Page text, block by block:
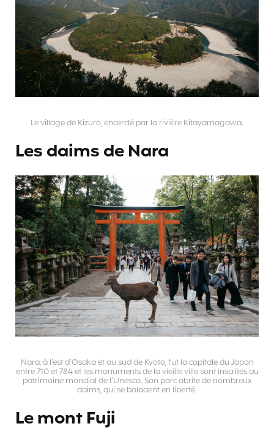
Le village de Kizuro, encerclé par la rivière Kitayamagawa.
Les daims de Nara
Nara, à l’est d’Osaka et au sud de Kyoto, fut la capitale du Japon
entre 710 et 784 et les monuments de la vieille ville sont inscrites au
patrimoine mondial de l’Unesco. Son parc abrite de nombreux
daims, qui se baladent en liberté.
Le mont Fuji